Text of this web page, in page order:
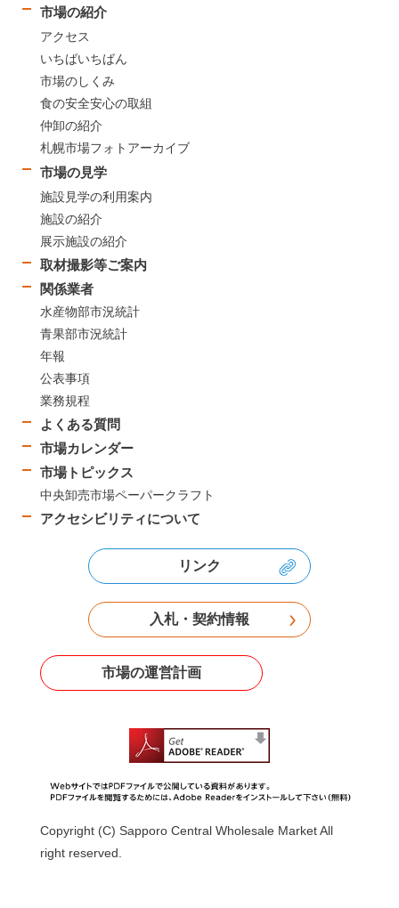
市場の紹介
アクセス
いちばいちばん
市場のしくみ
食の安全安心の取組
仲卸の紹介
札幌市場フォトアーカイブ
市場の見学
施設見学の利用案内
施設の紹介
展示施設の紹介
取材撮影等ご案内
関係業者
水産物部市況統計
青果部市況統計
年報
公表事項
業務規程
よくある質問
市場カレンダー
市場トピックス
中央卸売市場ペーパークラフト
アクセシビリティについて
リンク
入札・契約情報
市場の運営計画
Copyright (C) Sapporo Central Wholesale Market All
right reserved.